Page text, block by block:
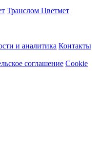
Транслом Цветмет
и аналитика Контакты
соглашение Cookie